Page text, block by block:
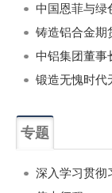
中国恩菲与绿
铸造铝合金期
专题
深入学习贯彻